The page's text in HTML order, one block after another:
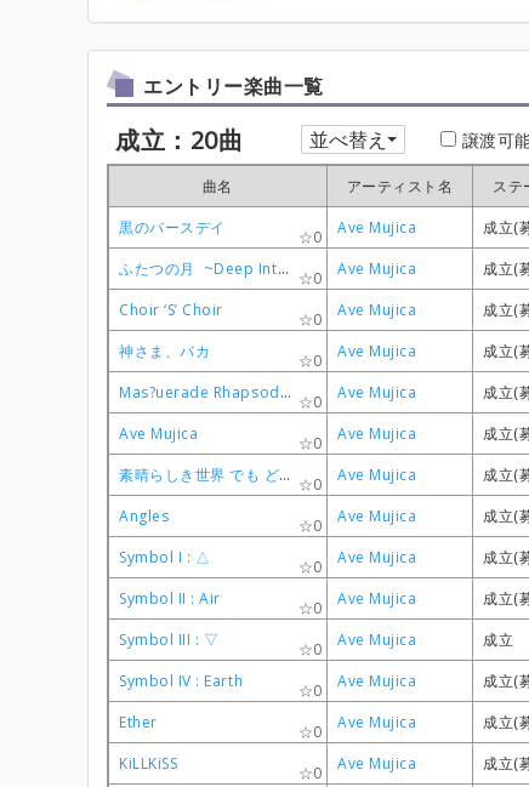
エントリー楽曲一覧
成立：20曲 並べ替え 譲渡可
曲名 アーティスト名 ステ
黒のバースデイ
0 Ave Mujica 成立(
ふたつの月 ~Deep Into The Forest~
0 Ave Mujica 成立(
Choir ‘S’ Choir
0 Ave Mujica 成立(
神さま、バカ
0 Ave Mujica 成立(
Mas?uerade Rhapsody Re?uest
0 Ave Mujica 成立(
Ave Mujica
0 Ave Mujica 成立(
素晴らしき世界 でも どこにもない場所
0 Ave Mujica 成立(
Angles
0 Ave Mujica 成立(
Symbol I : △
0 Ave Mujica 成立(
Symbol II : Air
0 Ave Mujica 成立(
Symbol III : ▽
0 Ave Mujica 成立
Symbol IV : Earth
0 Ave Mujica 成立(
Ether
0 Ave Mujica 成立(
KiLLKiSS
0 Ave Mujica 成立(
曲名 アーティスト名 ステ
黒のバースデイ
0 Ave Mujica 成立(
ふたつの月 ~Deep Into The Forest~
0 Ave Mujica 成立(
Choir ‘S’ Choir
0 Ave Mujica 成立(
神さま、バカ
0 Ave Mujica 成立(
Mas?uerade Rhapsody Re?uest
0 Ave Mujica 成立(
Ave Mujica
0 Ave Mujica 成立(
素晴らしき世界 でも どこにもない場所
0 Ave Mujica 成立(
Angles
0 Ave Mujica 成立(
Symbol I : △
0 Ave Mujica 成立(
Symbol II : Air
0 Ave Mujica 成立(
Symbol III : ▽
0 Ave Mujica 成立
Symbol IV : Earth
0 Ave Mujica 成立(
Ether
0 Ave Mujica 成立(
KiLLKiSS
0 Ave Mujica 成立(
曲名 アーティスト名 ステ
黒のバースデイ
0 Ave Mujica 成立(
ふたつの月 ~Deep Into The Forest~
0 Ave Mujica 成立(
Choir ‘S’ Choir
0 Ave Mujica 成立(
神さま、バカ
0 Ave Mujica 成立(
Mas?uerade Rhapsody Re?uest
0 Ave Mujica 成立(
Ave Mujica
0 Ave Mujica 成立(
素晴らしき世界 でも どこにもない場所
0 Ave Mujica 成立(
Angles
0 Ave Mujica 成立(
Symbol I : △
0 Ave Mujica 成立(
Symbol II : Air
0 Ave Mujica 成立(
Symbol III : ▽
0 Ave Mujica 成立
Symbol IV : Earth
0 Ave Mujica 成立(
Ether
0 Ave Mujica 成立(
KiLLKiSS
0 Ave Mujica 成立(
曲名 アーティスト名 ステ
黒のバースデイ
0 Ave Mujica 成立(
ふたつの月 ~Deep Into The Forest~
0 Ave Mujica 成立(
Choir ‘S’ Choir
0 Ave Mujica 成立(
神さま、バカ
0 Ave Mujica 成立(
Mas?uerade Rhapsody Re?uest
0 Ave Mujica 成立(
Ave Mujica
0 Ave Mujica 成立(
素晴らしき世界 でも どこにもない場所
0 Ave Mujica 成立(
Angles
0 Ave Mujica 成立(
Symbol I : △
0 Ave Mujica 成立(
Symbol II : Air
0 Ave Mujica 成立(
Symbol III : ▽
0 Ave Mujica 成立
Symbol IV : Earth
0 Ave Mujica 成立(
Ether
0 Ave Mujica 成立(
KiLLKiSS
0 Ave Mujica 成立(